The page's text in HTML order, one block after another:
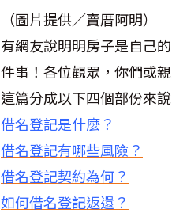
（圖片提供／賣厝阿明）
有網友說明明房子是自己
件事！各位觀眾，你們或
這篇分成以下四個部份來說
借名登記是什麼？
借名登記有哪些風險？
借名登記契約為何？
如何借名登記返還？